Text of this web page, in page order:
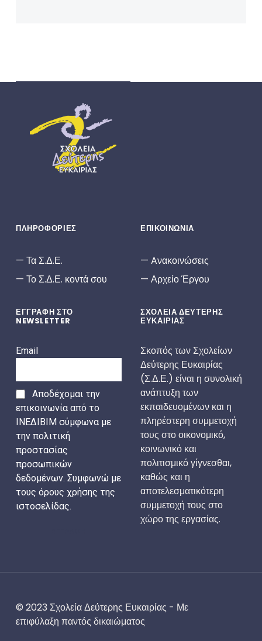
ΣΔΕ
ΣΧΟΛΕΊΑ ΔΕΎΤΕΡΗΣ ΕΥΚΑΙΡΊΑΣ
ΠΛΗΡΟΦΟΡΙΕΣ
Τα Σ.Δ.Ε.
Το Σ.Δ.Ε. κοντά σου
ΕΠΙΚΟΙΝΩΝΙΑ
Aνακοινώσεις
Αρχείο Έργου
ΕΓΓΡΑΦΗ ΣΤΟ
NEWSLETTER
Email
Αποδέχομαι την
επικοινωνία από το
ΙΝΕΔΙΒΙΜ σύμφωνα με
την πολιτική
προστασίας
προσωπικών
δεδομένων. Συμφωνώ με
τους όρους χρήσης της
ιστοσελίδας.
ΣΧΟΛΕΙΑ ΔΕΥΤΕΡΗΣ
ΕΥΚΑΙΡΙΑΣ
Σκοπός των Σχολείων
Δεύτερης Ευκαιρίας
(Σ.Δ.Ε.) είναι η συνολική
ανάπτυξη των
εκπαιδευομένων και η
πληρέστερη συμμετοχή
τους στο οικονομικό,
κοινωνικό και
πολιτισμικό γίγνεσθαι,
καθώς και η
αποτελεσματικότερη
συμμετοχή τους στο
χώρο της εργασίας.
© 2023 Σχολεία Δεύτερης Ευκαιρίας - Με
επιφύλαξη παντός δικαιώματος